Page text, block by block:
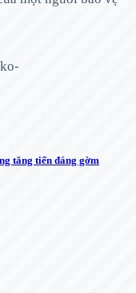
tăng tiến đáng gờm